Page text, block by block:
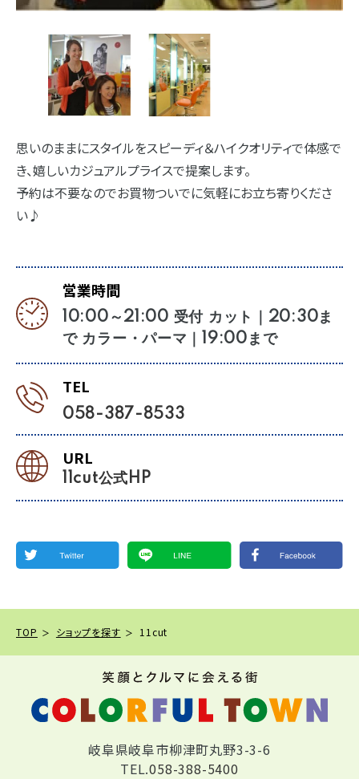
思いのままにスタイルをスピーディ＆ハイクオリティで体感で
き、嬉しいカジュアルプライスで提案します。
予約は不要なのでお買物ついでに気軽にお立ち寄りくださ
い♪
営業時間
10:00～21:00 受付 カット｜20:30ま
で カラー・パーマ｜19:00まで
TEL
058-387-8533
URL
11cut公式HP
TOP ショップを探す 11cut
岐阜県岐阜市柳津町丸野3-3-6
TEL.058-388-5400